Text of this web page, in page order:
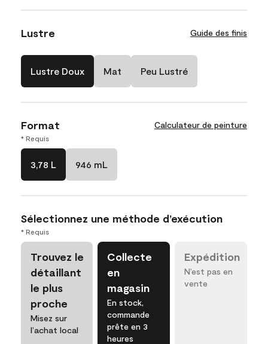
Lustre Guide des finis
Lustre Doux Mat Peu Lustré
Format Calculateur de peinture
* Requis
3,78 L 946 mL
Sélectionnez une méthode d’exécution
* Requis
Trouvez le
détaillant
le plus
proche
Misez sur
l’achat local
Collecte
en
magasin
En stock,
commande
prête en 3
heures
Expédition
N’est pas en
vente